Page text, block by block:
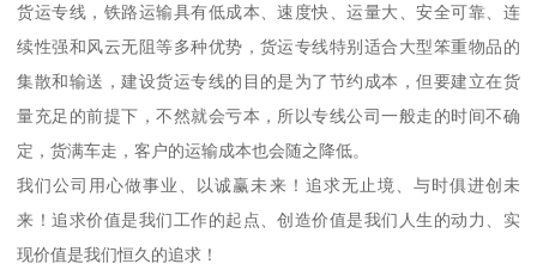
货运专线，铁路运输具有低成本、速度快、运量大、安全可靠、连
续性强和风云无阻等多种优势，货运专线特别适合大型笨重物品的
集散和输送，建设货运专线的目的是为了节约成本，但要建立在货
量充足的前提下，不然就会亏本，所以专线公司一般走的时间不确
定，货满车走，客户的运输成本也会随之降低。
我们公司用心做事业、以诚赢未来！追求无止境、与时俱进创未
来！追求价值是我们工作的起点、创造价值是我们人生的动力、实
现价值是我们恒久的追求！